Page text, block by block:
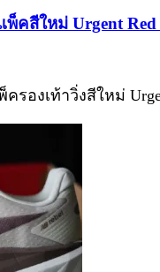
พ็คสีใหม่ Urgent
ครองเท้าวิ่งสีใหม่